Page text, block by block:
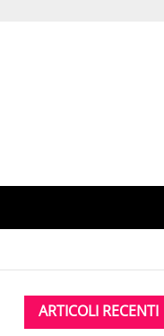
ARTICOLI RECENTI